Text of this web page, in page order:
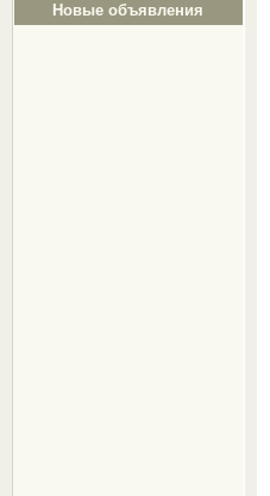
Новые объявления